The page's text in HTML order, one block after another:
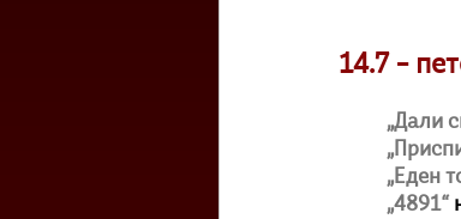
14.7 –
„Дали
„Еден
„4891“